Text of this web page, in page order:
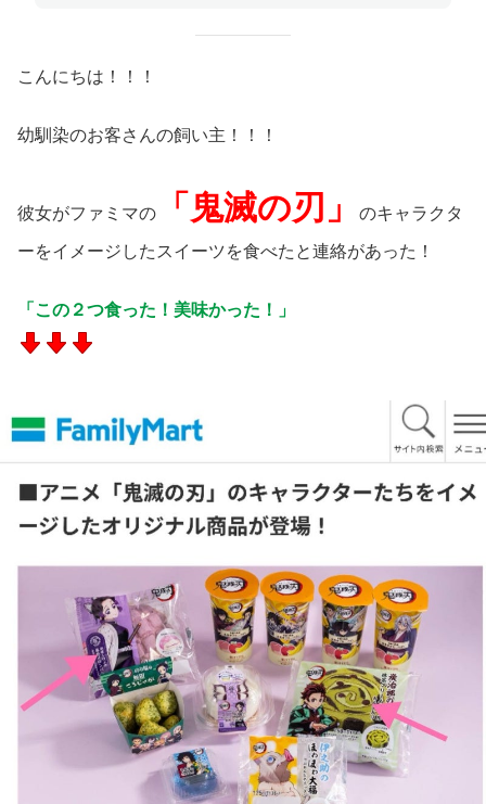
こんにちは！！！
幼馴染のお客さんの飼い主！！！
彼女がファミマの 「鬼滅の刃」 のキャラクタ
ーをイメージしたスイーツを食べたと連絡があった！
「この２つ食った！美味かった！」